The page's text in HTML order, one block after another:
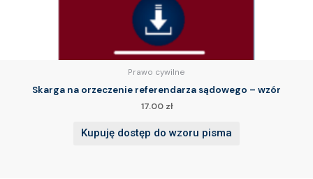
Prawo cywilne
Skarga na orzeczenie referendarza sądowego – wzór
17.00 zł
Kupuję dostęp do wzoru pisma